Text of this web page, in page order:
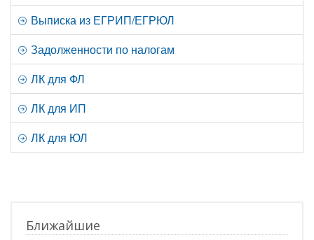
Выписка из ЕГРИП/ЕГРЮЛ
Задолженности по налогам
ЛК для ФЛ
ЛК для ИП
ЛК для ЮЛ
Ближайшие